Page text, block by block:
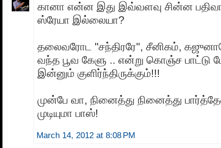
கானா என்ன இது இவ்வளவு சின்ன
ஸ்ரேயா இல்லையா?
தலைவரோட "சந்திரரே", சீனிகம்,
வந்த பூவ கேளு .. என்று கொஞ்ச பாட்டு
இன்னும் குளிர்ந்திருக்கும்!!!
முன்பே வா, நினைத்து நினைத்து
முடியுமா பாஸ்!
March 14, 2012 at 8:08 PM